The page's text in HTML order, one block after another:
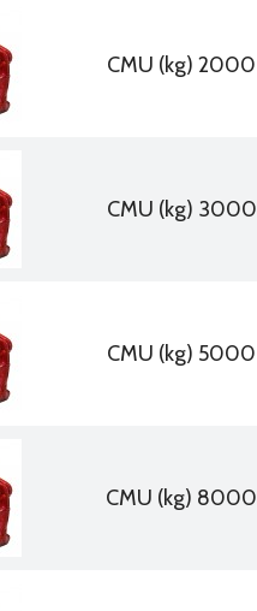
CMU (kg) 2000
CMU (kg) 3000
CMU (kg) 5000
CMU (kg) 8000